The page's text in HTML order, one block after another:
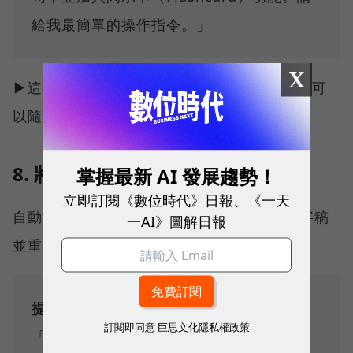
給我最簡單的操作指令。」
▶這樣做：這通常會是一個小型的網頁應用，可
以隨時打開它輸入新學到的單字。
8. 將 YouTube 影片轉成文章
自動抓取 YouTube 影片的字幕，讓AI 抓逐字稿
並重寫成一篇流暢的部落格文章。
提示詞範例：
「我想把這段影片轉成好讀的文章：
X
掌握最新 AI 發展趨勢！
立即訂閱《數位時代》日報、《一天
一AI》圖解日報
訂閱即同意 巨思文化隱私權政策